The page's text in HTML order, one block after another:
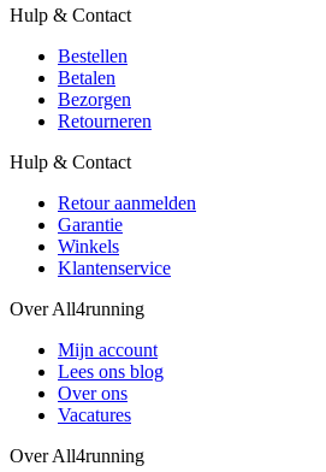
Hulp & Contact
Bestellen
Betalen
Bezorgen
Retourneren
Hulp & Contact
Retour aanmelden
Garantie
Winkels
Klantenservice
Over All4running
Mijn account
Lees ons blog
Over ons
Vacatures
Over All4running